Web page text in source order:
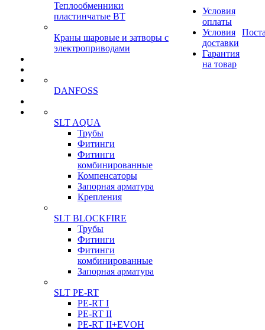
Теплообменники
пластинчатые ВТ
Краны шаровые и затворы с
электроприводами
DANFOSS
SLT AQUA
Трубы
Фитинги
Фитинги
комбинированные
Компенсаторы
Запорная арматура
Крепления
SLT BLOCKFIRE
Трубы
Фитинги
Фитинги
комбинированные
Запорная арматура
SLT PE-RT
PE-RT I
PE-RT II
PE-RT II+EVOH
Условия
оплаты
Условия
доставки
Гарантия
на товар